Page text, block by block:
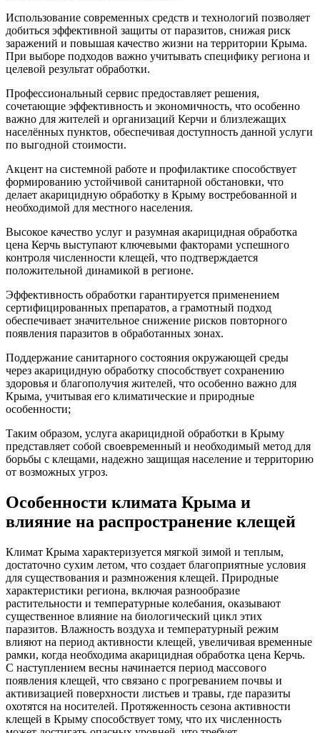
Использование современных средств и технологий позволяет
добиться эффективной защиты от паразитов, снижая риск
заражений и повышая качество жизни на территории Крыма.
При выборе подходов важно учитывать специфику региона и
целевой результат обработки.
Профессиональный сервис предоставляет решения,
сочетающие эффективность и экономичность, что особенно
важно для жителей и организаций Керчи и близлежащих
населённых пунктов, обеспечивая доступность данной услуги
по выгодной стоимости.
Акцент на системной работе и профилактике способствует
формированию устойчивой санитарной обстановки, что
делает акарицидную обработку в Крыму востребованной и
необходимой для местного населения.
Высокое качество услуг и разумная акарицидная обработка
цена Керчь выступают ключевыми факторами успешного
контроля численности клещей, что подтверждается
положительной динамикой в регионе.
Эффективность обработки гарантируется применением
сертифицированных препаратов, а грамотный подход
обеспечивает значительное снижение рисков повторного
появления паразитов в обработанных зонах.
Поддержание санитарного состояния окружающей среды
через акарицидную обработку способствует сохранению
здоровья и благополучия жителей, что особенно важно для
Крыма, учитывая его климатические и природные
особенности;
Таким образом, услуга акарицидной обработки в Крыму
представляет собой своевременный и необходимый метод для
борьбы с клещами, надежно защищая население и территорию
от возможных угроз.
Особенности климата Крыма и
влияние на распространение клещей
Климат Крыма характеризуется мягкой зимой и теплым,
достаточно сухим летом, что создает благоприятные условия
для существования и размножения клещей. Природные
характеристики региона, включая разнообразие
растительности и температурные колебания, оказывают
существенное влияние на биологический цикл этих
паразитов. Влажность воздуха и температурный режим
влияют на период активности клещей, увеличивая временные
рамки, когда необходима акарицидная обработка цена Керчь.
С наступлением весны начинается период массового
появления клещей, что связано с прогреванием почвы и
активизацией поверхности листьев и травы, где паразиты
охотятся на носителей. Протяженность сезона активности
клещей в Крыму способствует тому, что их численность